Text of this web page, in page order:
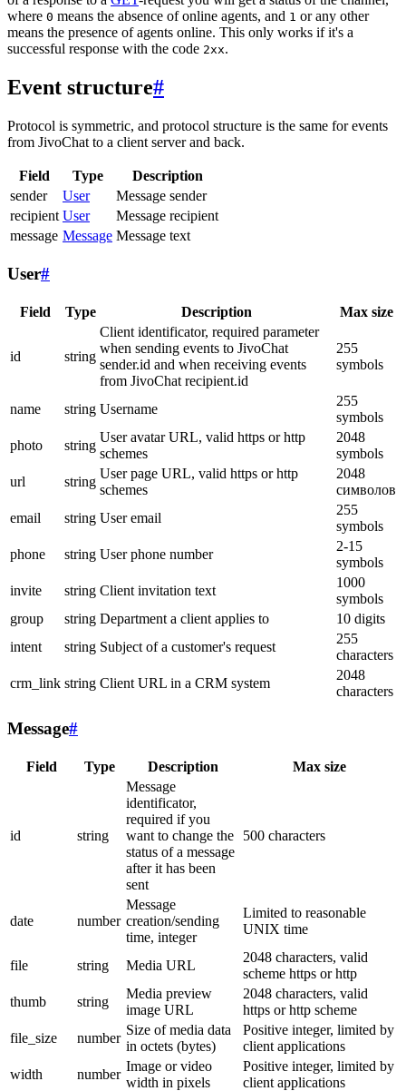
where 0 means the absence of online agents, and 1 or any other
means the presence of agents online. This only works if it's a
successful response with the code 2xx.
Event structure#
Protocol is symmetric, and protocol structure is the same for events
from JivoChat to a client server and back.
Field Type
Description
sender
User
Message sender
recipient User
Message recipient
message Message Message text
User#
Field Type Description Max size
id string
Client identificator, required parameter
when sending events to JivoChat
sender.id and when receiving events
from JivoChat recipient.id
255
symbols
name string Username
255
symbols
photo
string
User avatar URL, valid https or http
schemes
2048
symbols
url
string
User page URL, valid https or http
schemes
2048
символов
email
string User email
255
symbols
phone
string User phone number
2-15
symbols
invite
string Client invitation text
1000
symbols
group
string Department a client applies to
10 digits
intent
string Subject of a customer's request
255
characters
crm_link string Client URL in a CRM system
2048
characters
Message#
Field Type Description Max size
id string
Message
identificator,
required if you
want to change the
status of a message
after it has been
sent
500 characters
date number
Message
creation/sending
time, integer
Limited to reasonable
UNIX time
file string Media URL
2048 characters, valid
scheme https or http
thumb
string
Media preview
image URL
2048 characters, valid
https or http scheme
file_size
number
Size of media data
in octets (bytes)
Positive integer, limited by
client applications
width
number
Image or video
width in pixels
Positive integer, limited by
client applications